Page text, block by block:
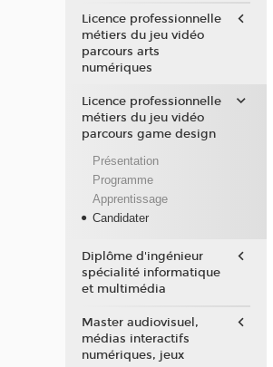
Licence professionnelle
métiers du jeu vidéo
parcours arts
numériques
Licence professionnelle
métiers du jeu vidéo
parcours game design
Présentation
Programme
Apprentissage
Candidater
Diplôme d'ingénieur
spécialité informatique
et multimédia
Master audiovisuel,
médias interactifs
numériques, jeux